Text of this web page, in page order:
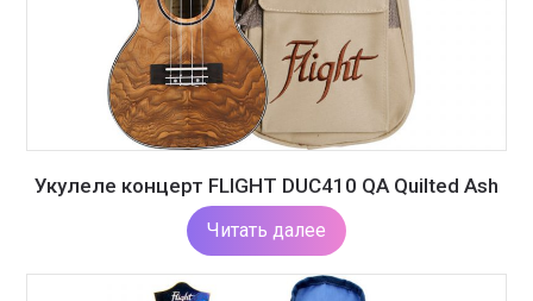
Укулеле концерт FLIGHT DUC410 QA Quilted Ash
Читать далее